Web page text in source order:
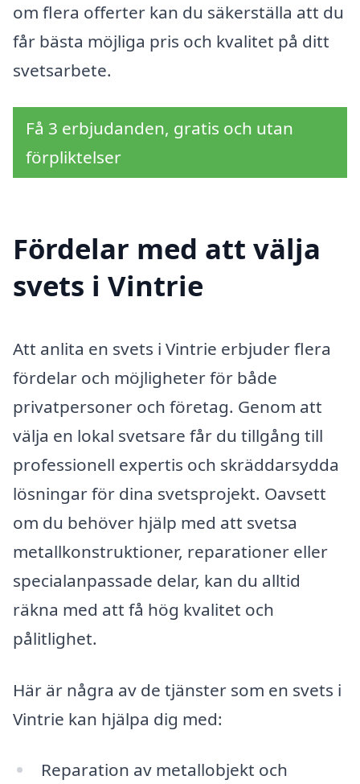
om flera offerter kan du säkerställa att du
får bästa möjliga pris och kvalitet på ditt
svetsarbete.
Få 3 erbjudanden, gratis och utan
förpliktelser
Fördelar med att välja
svets i Vintrie
Att anlita en svets i Vintrie erbjuder flera
fördelar och möjligheter för både
privatpersoner och företag. Genom att
välja en lokal svetsare får du tillgång till
professionell expertis och skräddarsydda
lösningar för dina svetsprojekt. Oavsett
om du behöver hjälp med att svetsa
metallkonstruktioner, reparationer eller
specialanpassade delar, kan du alltid
räkna med att få hög kvalitet och
pålitlighet.
Här är några av de tjänster som en svets i
Vintrie kan hjälpa dig med:
Reparation av metallobjekt och